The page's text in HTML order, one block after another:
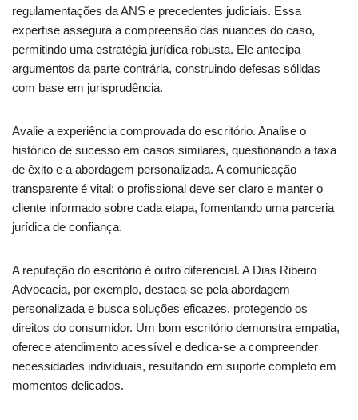
regulamentações da ANS e precedentes judiciais. Essa
expertise assegura a compreensão das nuances do caso,
permitindo uma estratégia jurídica robusta. Ele antecipa
argumentos da parte contrária, construindo defesas sólidas
com base em jurisprudência.
Avalie a experiência comprovada do escritório. Analise o
histórico de sucesso em casos similares, questionando a taxa
de êxito e a abordagem personalizada. A comunicação
transparente é vital; o profissional deve ser claro e manter o
cliente informado sobre cada etapa, fomentando uma parceria
jurídica de confiança.
A reputação do escritório é outro diferencial. A Dias Ribeiro
Advocacia, por exemplo, destaca-se pela abordagem
personalizada e busca soluções eficazes, protegendo os
direitos do consumidor. Um bom escritório demonstra empatia,
oferece atendimento acessível e dedica-se a compreender
necessidades individuais, resultando em suporte completo em
momentos delicados.